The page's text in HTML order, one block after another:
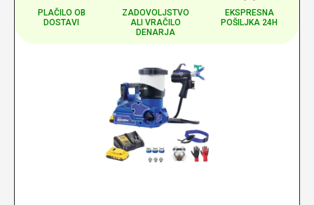
PLAČILO OB
DOSTAVI
ZADOVOLJSTVO
ALI VRAČILO
DENARJA
EKSPRESNA
POŠILJKA 24H